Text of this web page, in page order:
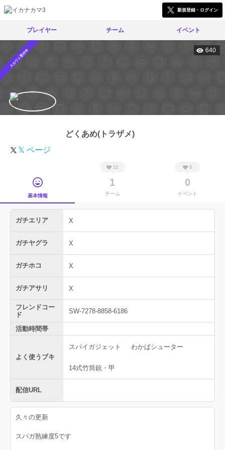
新規登録・ログイン
プレイヤー チーム イベント
スカウト受付中 640
どくあめ(トラザメ)
𝕏 ページ
基本情報
11
1
チーム
0
0
イベント
ガチエリア X
ガチヤグラ X
ガチホコ X
ガチアサリ X
フレンドコー
ド
SW-7278-8858-6186
活動時間帯
よく使うブキ
スパイガジェット わかばシューター
14式竹筒銃・甲
配信URL
久々の更新
スパガ熟練度5です